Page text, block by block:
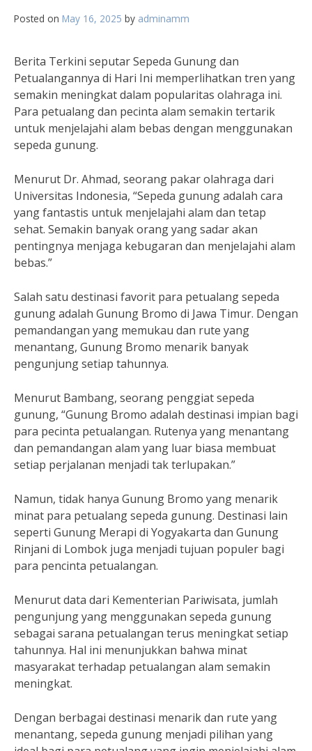
Posted on May 16, 2025 by adminamm
Berita Terkini seputar Sepeda Gunung dan
Petualangannya di Hari Ini memperlihatkan tren yang
semakin meningkat dalam popularitas olahraga ini.
Para petualang dan pecinta alam semakin tertarik
untuk menjelajahi alam bebas dengan menggunakan
sepeda gunung.
Menurut Dr. Ahmad, seorang pakar olahraga dari
Universitas Indonesia, “Sepeda gunung adalah cara
yang fantastis untuk menjelajahi alam dan tetap
sehat. Semakin banyak orang yang sadar akan
pentingnya menjaga kebugaran dan menjelajahi alam
bebas.”
Salah satu destinasi favorit para petualang sepeda
gunung adalah Gunung Bromo di Jawa Timur. Dengan
pemandangan yang memukau dan rute yang
menantang, Gunung Bromo menarik banyak
pengunjung setiap tahunnya.
Menurut Bambang, seorang penggiat sepeda
gunung, “Gunung Bromo adalah destinasi impian bagi
para pecinta petualangan. Rutenya yang menantang
dan pemandangan alam yang luar biasa membuat
setiap perjalanan menjadi tak terlupakan.”
Namun, tidak hanya Gunung Bromo yang menarik
minat para petualang sepeda gunung. Destinasi lain
seperti Gunung Merapi di Yogyakarta dan Gunung
Rinjani di Lombok juga menjadi tujuan populer bagi
para pencinta petualangan.
Menurut data dari Kementerian Pariwisata, jumlah
pengunjung yang menggunakan sepeda gunung
sebagai sarana petualangan terus meningkat setiap
tahunnya. Hal ini menunjukkan bahwa minat
masyarakat terhadap petualangan alam semakin
meningkat.
Dengan berbagai destinasi menarik dan rute yang
menantang, sepeda gunung menjadi pilihan yang